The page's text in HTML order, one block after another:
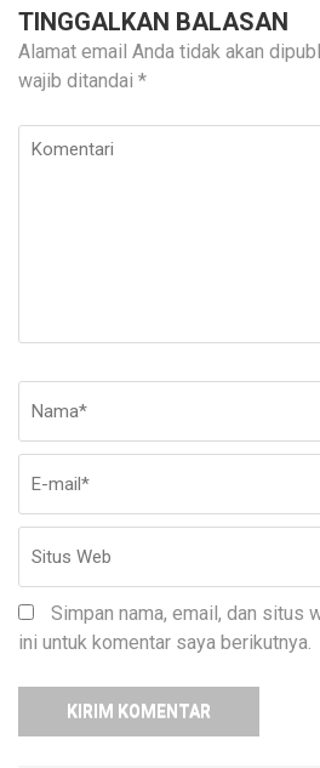
TINGGALKAN BALASAN
Alamat email Anda tidak akan
wajib ditandai *
Komentari
Simpan nama, email, dan situs
ini untuk komentar saya berikutnya.